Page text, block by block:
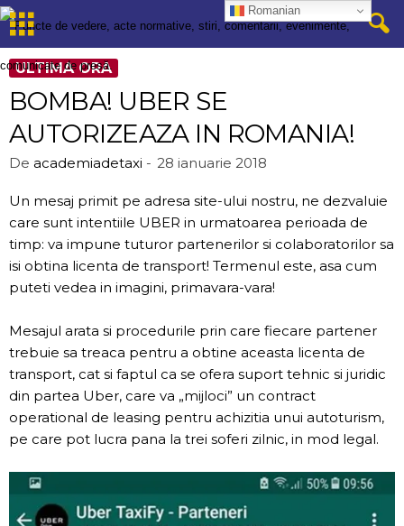
ULTIMA ORA
BOMBA! UBER SE
AUTORIZEAZA IN ROMANIA!
De academiadetaxi - 28 ianuarie 2018
Un mesaj primit pe adresa site-ului nostru, ne dezvaluie
care sunt intentiile UBER in urmatoarea perioada de
timp: va impune tuturor partenerilor si colaboratorilor sa
isi obtina licenta de transport! Termenul este, asa cum
puteti vedea in imagini, primavara-vara!
Mesajul arata si procedurile prin care fiecare partener
trebuie sa treaca pentru a obtine aceasta licenta de
transport, cat si faptul ca se ofera suport tehnic si juridic
din partea Uber, care va „mijloci” un contract
operational de leasing pentru achizitia unui autoturism,
pe care pot lucra pana la trei soferi zilnic, in mod legal.
Romanian